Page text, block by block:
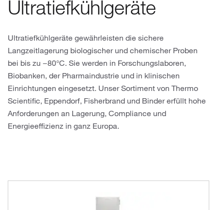
Ultratiefkühlgeräte
Ultratiefkühlgeräte gewährleisten die sichere
Langzeitlagerung biologischer und chemischer Proben
bei bis zu −80°C. Sie werden in Forschungslaboren,
Biobanken, der Pharmaindustrie und in klinischen
Einrichtungen eingesetzt. Unser Sortiment von Thermo
Scientific, Eppendorf, Fisherbrand und Binder erfüllt hohe
Anforderungen an Lagerung, Compliance und
Energieeffizienz in ganz Europa.